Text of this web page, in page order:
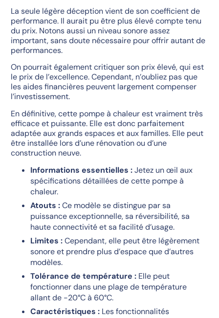
La seule légère déception vient de son coefficient de
performance. Il aurait pu être plus élevé compte tenu
du prix. Notons aussi un niveau sonore assez
important, sans doute nécessaire pour offrir autant de
performances.
On pourrait également critiquer son prix élevé, qui est
le prix de l’excellence. Cependant, n’oubliez pas que
les aides financières peuvent largement compenser
l’investissement.
En définitive, cette pompe à chaleur est vraiment très
efficace et puissante. Elle est donc parfaitement
adaptée aux grands espaces et aux familles. Elle peut
être installée lors d’une rénovation ou d’une
construction neuve.
Informations essentielles :Jetez un œil aux
spécifications détaillées de cette pompe à
chaleur.
Atouts :Ce modèle se distingue par sa
puissance exceptionnelle, sa réversibilité, sa
haute connectivité et sa facilité d’usage.
Limites :Cependant, elle peut être légèrement
sonore et prendre plus d’espace que d’autres
modèles.
Tolérance de température : Elle peut
fonctionner dans une plage de température
allant de -20°C à 60°C.
Caractéristiques : Les fonctionnalités